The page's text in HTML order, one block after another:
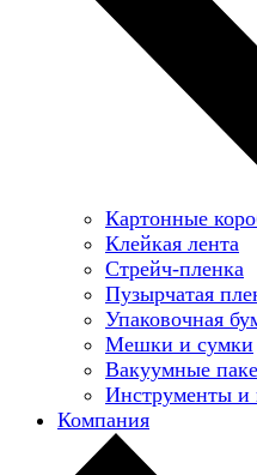
Картонные
Клейкая лента
Стрейч-пленка
Пузырчатая
Упаковочная
Мешки и сумки
Вакуумные
Инструменты и
Компания